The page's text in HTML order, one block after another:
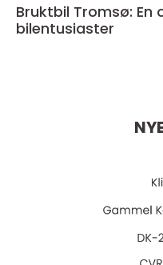
Bruktbil Tromsø:
bilentusiaster